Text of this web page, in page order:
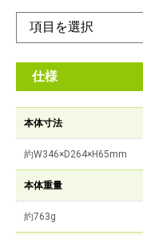
仕様
本体寸法
約W346×D264×H65mm
本体重量
約763g